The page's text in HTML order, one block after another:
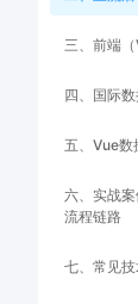
三、前端
四、国际
五、Vue数
六、实战
流程链路
七、常见